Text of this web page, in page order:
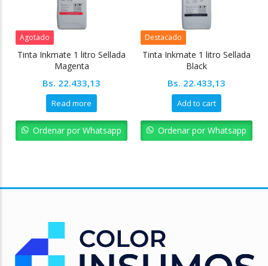
Agotado
Tinta Inkmate 1 litro Sellada
Magenta
Bs. 22.433,13
Read more
Ordenar por Whatsapp
Destacado
Tinta Inkmate 1 litro Sellada
Black
Bs. 22.433,13
Add to cart
Ordenar por Whatsapp